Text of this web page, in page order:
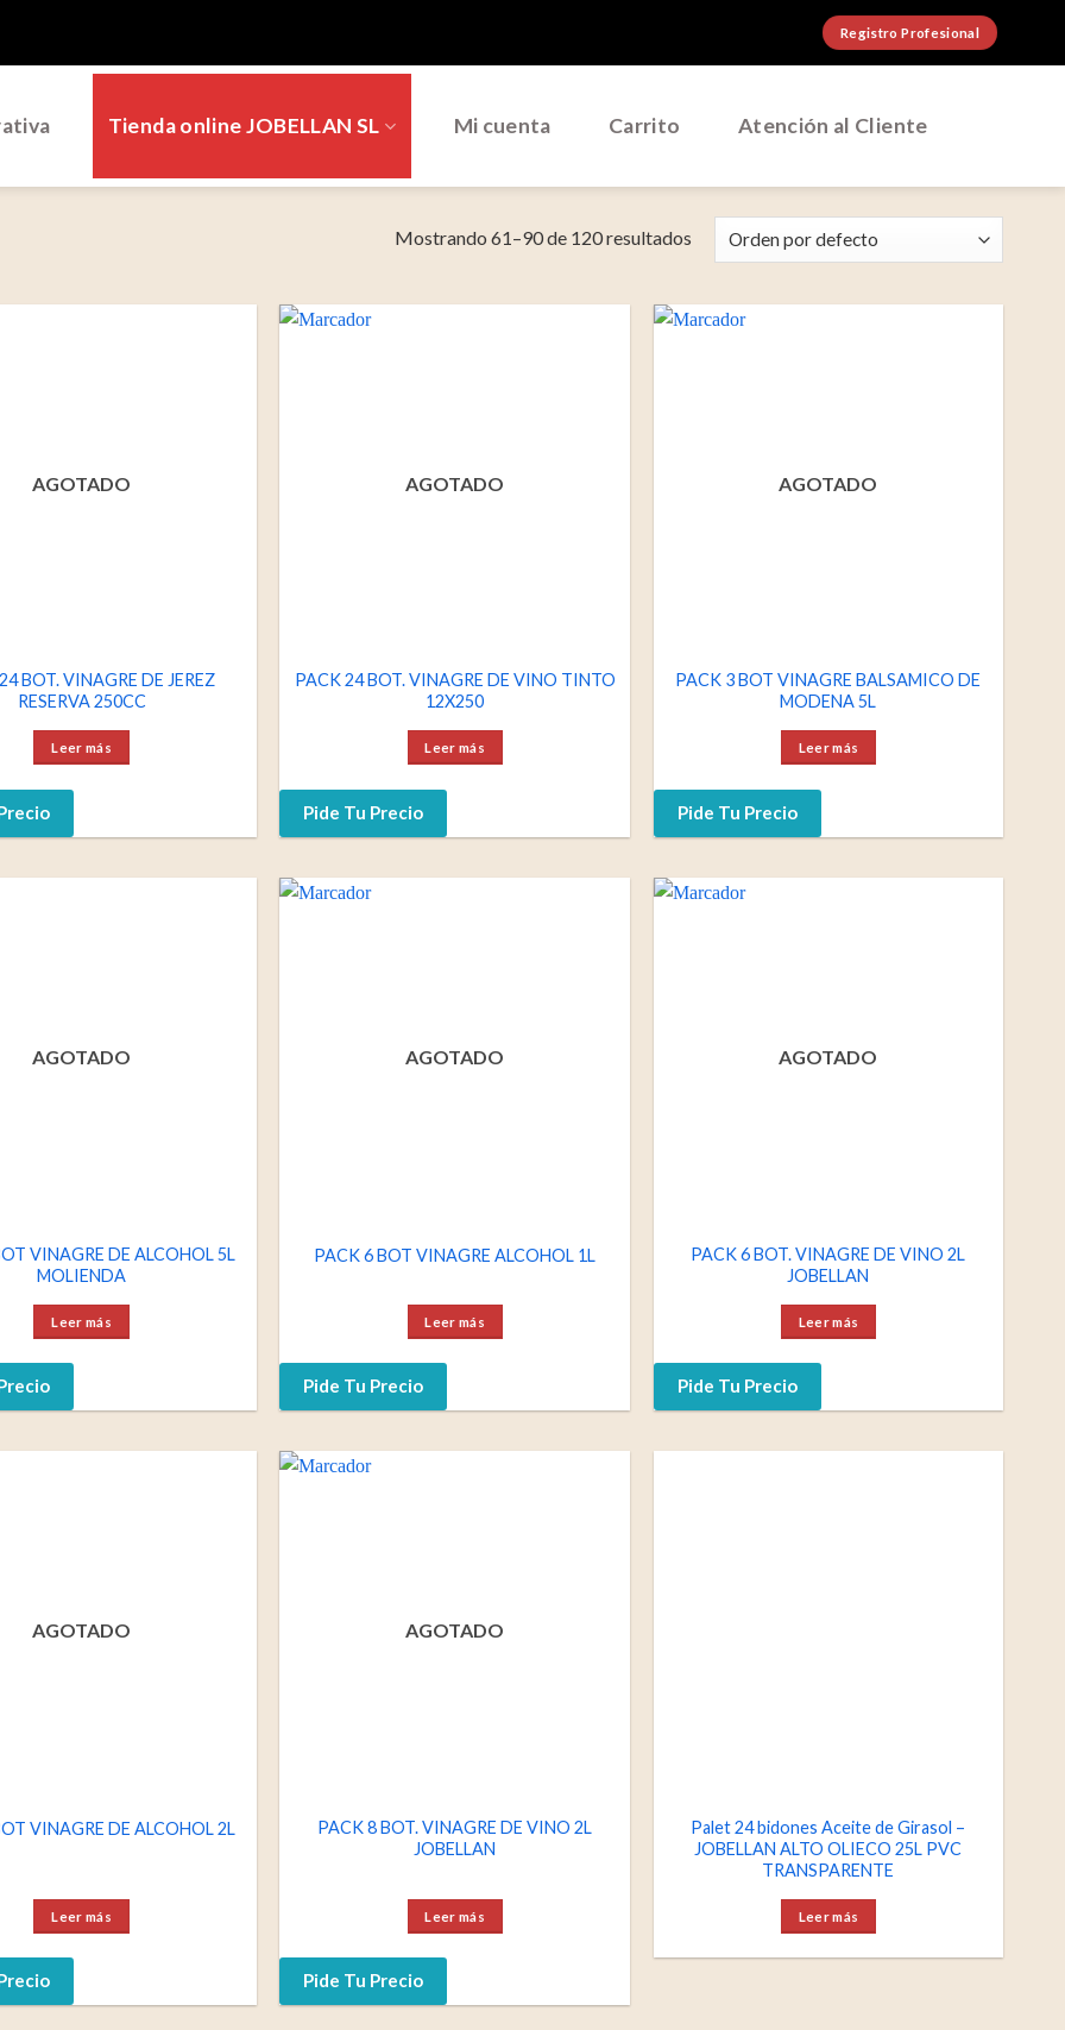
Registro Profesional
Tienda online JOBELLAN SL Mi cuenta Carrito Atención al Cliente
Mostrando 61–90 de 120 resultados
AGOTADO
BOT. VINAGRE DE JEREZ
RESERVA 250CC
Leer más
AGOTADO
PACK 24 BOT. VINAGRE DE VINO TINTO
12X250
Leer más
Pide Tu Precio
AGOTADO
PACK 3 BOT VINAGRE BALSAMICO DE
MODENA 5L
Leer más
Pide Tu Precio
AGOTADO
VINAGRE DE ALCOHOL 5L
MOLIENDA
Leer más
AGOTADO
PACK 6 BOT VINAGRE ALCOHOL 1L
Leer más
Pide Tu Precio
AGOTADO
PACK 6 BOT. VINAGRE DE VINO 2L
JOBELLAN
Leer más
Pide Tu Precio
AGOTADO
VINAGRE DE ALCOHOL 2L
Leer más
AGOTADO
PACK 8 BOT. VINAGRE DE VINO 2L
JOBELLAN
Leer más
Pide Tu Precio
Palet 24 bidones Aceite de Girasol –
JOBELLAN ALTO OLIECO 25L PVC
TRANSPARENTE
Leer más